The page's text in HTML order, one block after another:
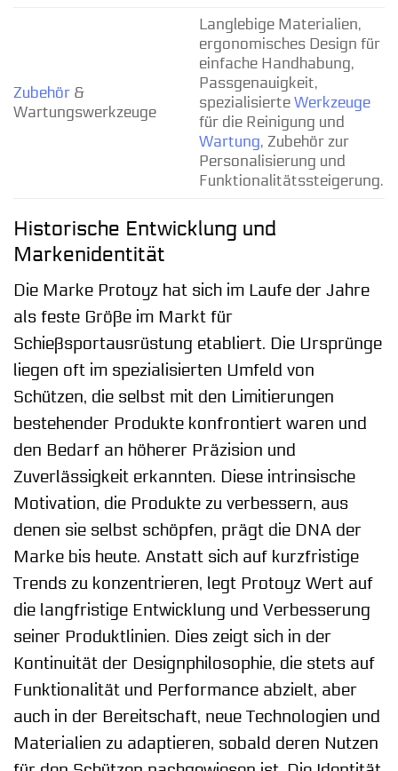
Zubehör &
Wartungswerkzeuge
Langlebige Materialien,
ergonomisches Design für
einfache Handhabung,
Passgenauigkeit,
spezialisierteWerkzeuge
für die Reinigung und
Wartung, Zubehör zur
Personalisierung und
Funktionalitätssteigerung.
Historische Entwicklung und
Markenidentität
Die Marke Protoyz hat sich im Laufe der Jahre
als feste Größe im Markt für
Schießsportausrüstung etabliert. Die Ursprünge
liegen oft im spezialisierten Umfeld von
Schützen, die selbst mit den Limitierungen
bestehender Produkte konfrontiert waren und
den Bedarf an höherer Präzision und
Zuverlässigkeit erkannten. Diese intrinsische
Motivation, die Produkte zu verbessern, aus
denen sie selbst schöpfen, prägt die DNA der
Marke bis heute. Anstatt sich auf kurzfristige
Trends zu konzentrieren, legt Protoyz Wert auf
die langfristige Entwicklung und Verbesserung
seiner Produktlinien. Dies zeigt sich in der
Kontinuität der Designphilosophie, die stets auf
Funktionalität und Performance abzielt, aber
auch in der Bereitschaft, neue Technologien und
Materialien zu adaptieren, sobald deren Nutzen